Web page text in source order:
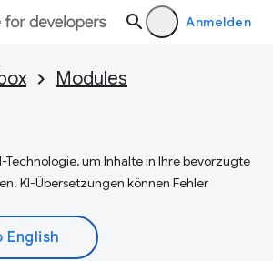
Anmelden
Modules
um Inhalte in Ihre bevorzugte
KI-Übersetzungen können Fehler